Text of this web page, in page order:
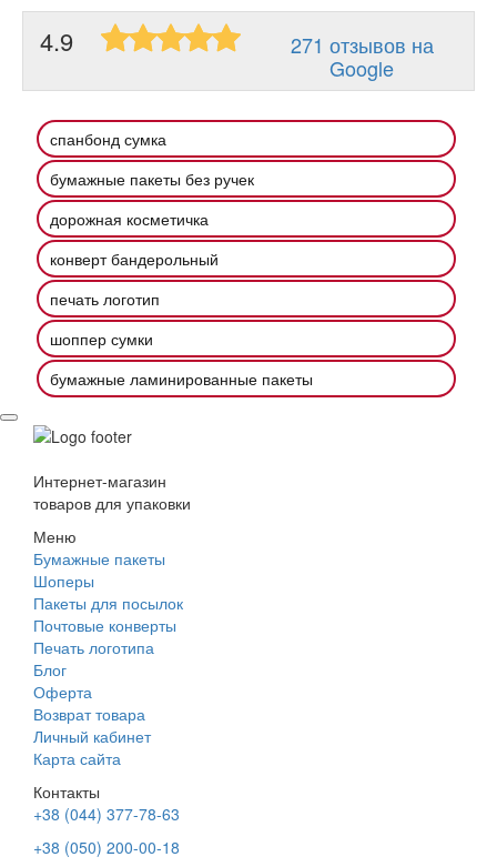
4.9
271 отзывов на
Google
спанбонд сумка
бумажные пакеты без ручек
дорожная косметичка
конверт бандерольный
печать логотип
шоппер сумки
бумажные ламинированные пакеты
Интернет-магазин
товаров для упаковки
Меню
Бумажные пакеты
Шоперы
Пакеты для посылок
Почтовые конверты
Печать логотипа
Блог
Оферта
Возврат товара
Личный кабинет
Карта сайта
Контакты
+38 (044) 377-78-63
+38 (050) 200-00-18